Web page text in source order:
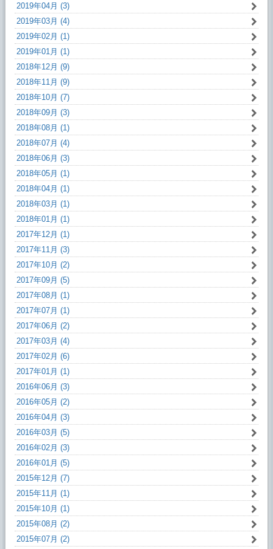
2019年04月 (3)
2019年03月 (4)
2019年02月 (1)
2019年01月 (1)
2018年12月 (9)
2018年11月 (9)
2018年10月 (7)
2018年09月 (3)
2018年08月 (1)
2018年07月 (4)
2018年06月 (3)
2018年05月 (1)
2018年04月 (1)
2018年03月 (1)
2018年01月 (1)
2017年12月 (1)
2017年11月 (3)
2017年10月 (2)
2017年09月 (5)
2017年08月 (1)
2017年07月 (1)
2017年06月 (2)
2017年03月 (4)
2017年02月 (6)
2017年01月 (1)
2016年06月 (3)
2016年05月 (2)
2016年04月 (3)
2016年03月 (5)
2016年02月 (3)
2016年01月 (5)
2015年12月 (7)
2015年11月 (1)
2015年10月 (1)
2015年08月 (2)
2015年07月 (2)